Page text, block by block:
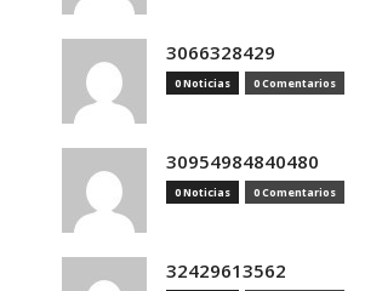
3066328429
0 Noticias 0 Comentarios
30954984840480
0 Noticias 0 Comentarios
32429613562